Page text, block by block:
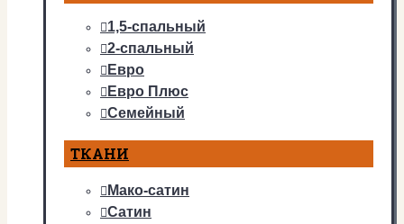
1,5-спальный
2-спальный
Евро
Евро Плюс
Семейный
ТКАНИ
Мако-сатин
Сатин